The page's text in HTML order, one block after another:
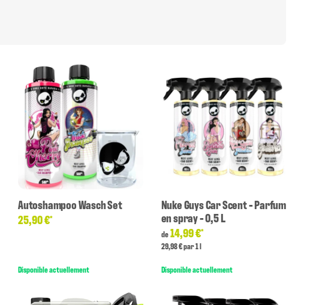
Autoshampoo Wasch Set
25,90 €*
Disponible actuellement
Nuke Guys Car Scent - Parfum
en spray - 0,5 L
de 14,99 €*
29,98 € par 1 l
Disponible actuellement